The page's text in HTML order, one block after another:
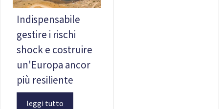
Indispensabile
gestire i rischi
shock e costruire
un'Europa ancor
più resiliente
leggi tutto